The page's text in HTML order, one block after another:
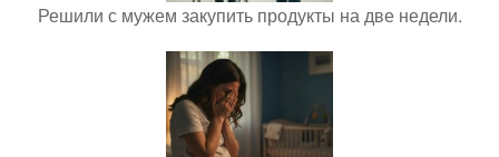
Решили с мужем закупить продукты на две недели.